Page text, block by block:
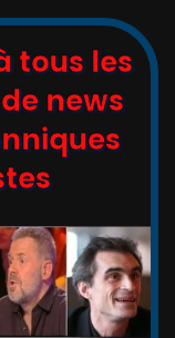
tous les
news